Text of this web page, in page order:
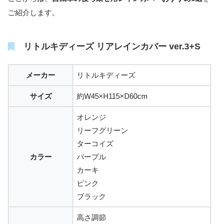
ご紹介します。
リトルキディーズ リアレインカバー ver.3+S
メーカー リトルキディーズ
サイズ 約W45×H115×D60cm
カラー
オレンジ
リーフグリーン
ターコイズ
パープル
カーキ
ピンク
ブラック
高さ調節